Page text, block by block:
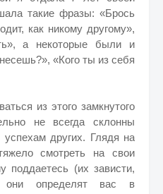
такие фразы: «Брось
как никому другому»,
а некоторые были и
«Кого ты из себя
из этого замкнутого
не всегда склонны
других. Глядя на
смотреть на свои
поддаетесь (их зависти,
они определят вас в